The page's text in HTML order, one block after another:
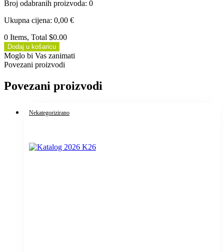
Broj odabranih proizvoda: 0
Ukupna cijena: 0,00 €
0 Items, Total $0.00
Dodaj u košaricu
Moglo bi Vas zanimati
Povezani proizvodi
Povezani proizvodi
Nekategorizirano